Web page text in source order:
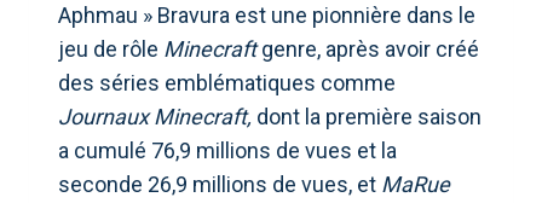
Aphmau » Bravura est une pionnière dans le
jeu de rôle Minecraftgenre, après avoir créé
des séries emblématiques comme
Journaux Minecraft, dont la première saison
a cumulé 76,9 millions de vues et la
seconde 26,9 millions de vues, et MaRue